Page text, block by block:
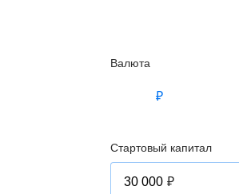
Валюта
₽
Стартовый капитал
₽